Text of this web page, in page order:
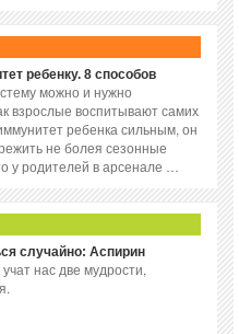
ребенку. 8 способов
можно и нужно
взрослые воспитывают самих
ребенка сильным, он
не болея сезонные
у родителей в арсенале …
случайно: Аспирин
нас две мудрости,